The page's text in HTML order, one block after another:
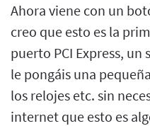
Ahora viene con un
creo que esto es la
puerto PCI Express,
le pongáis una
los relojes etc. sin
internet que esto es